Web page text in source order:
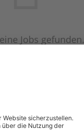
Jobs gefunden.